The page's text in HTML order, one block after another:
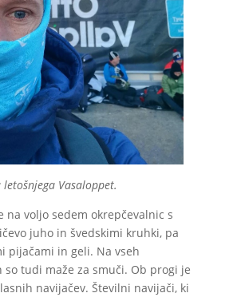
Vasaloppet.
na voljo sedem okrepčevalnic s
juho in švedskimi kruhki, pa
pijačami in geli. Na vseh
so tudi maže za smuči. Ob progi je
navijačev. Številni navijači, ki